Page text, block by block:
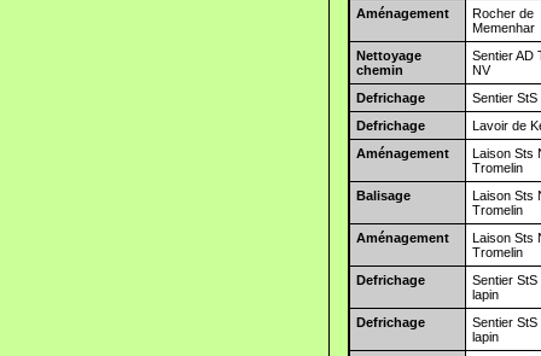
Aménagement
Rocher de
Memenhar
Nettoyage
chemin
Sentier AD
NV
Defrichage
Sentier StS
Defrichage
Lavoir de
Aménagement
Laison Sts
Tromelin
Balisage
Laison Sts
Tromelin
Aménagement
Laison Sts
Tromelin
Defrichage
Sentier StS
lapin
Defrichage
Sentier StS
lapin